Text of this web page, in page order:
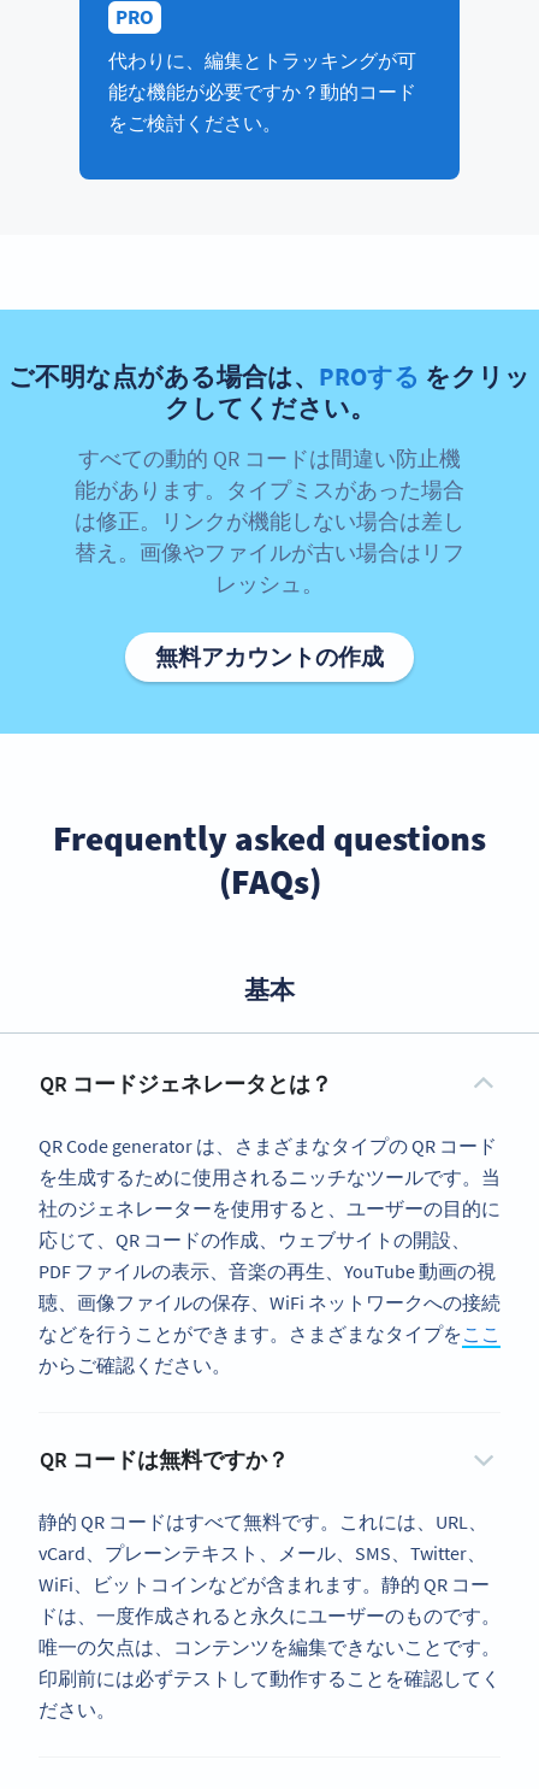
PRO
代わりに、編集とトラッキングが可
能な機能が必要ですか？動的コード
をご検討ください。
ご不明な点がある場合は、 PROする をクリッ
クしてください。
すべての動的 QR コードは間違い防止機
能があります。タイプミスがあった場合
は修正。リンクが機能しない場合は差し
替え。画像やファイルが古い場合はリフ
レッシュ。
無料アカウントの作成
Frequently asked questions
(FAQs)
基本
QR コードジェネレータとは？
QR Code generator は、さまざまなタイプの QR コード
を生成するために使用されるニッチなツールです。当
社のジェネレーターを使用すると、ユーザーの目的に
応じて、QR コードの作成、ウェブサイトの開設、
PDF ファイルの表示、音楽の再生、YouTube 動画の視
聴、画像ファイルの保存、WiFi ネットワークへの接続
などを行うことができます。さまざまなタイプをここ
からご確認ください。
QR コードは無料ですか？
静的 QR コードはすべて無料です。これには、URL、
vCard、プレーンテキスト、メール、SMS、Twitter、
WiFi、ビットコインなどが含まれます。静的 QR コー
ドは、一度作成されると永久にユーザーのものです。
唯一の欠点は、コンテンツを編集できないことです。
印刷前には必ずテストして動作することを確認してく
ださい。